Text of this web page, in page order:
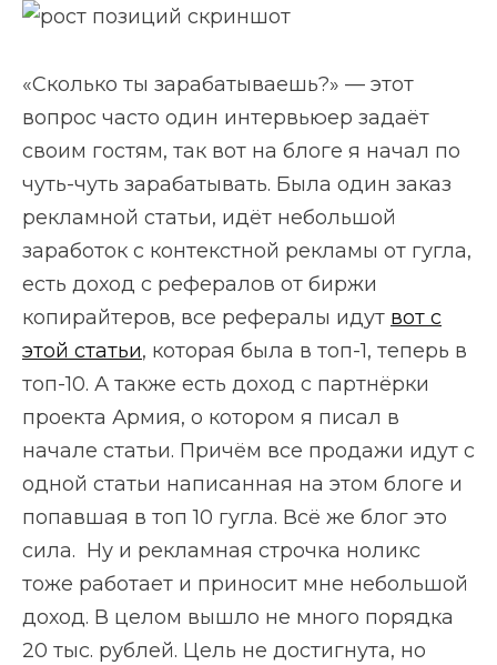
«Сколько ты зарабатываешь?» — этот
вопрос часто один интервьюер задаёт
своим гостям, так вот на блоге я начал по
чуть-чуть зарабатывать. Была один заказ
рекламной статьи, идёт небольшой
заработок с контекстной рекламы от гугла,
есть доход с рефералов от биржи
копирайтеров, все рефералы идут вот с
этой статьи, которая была в топ-1, теперь в
топ-10. А также есть доход с партнёрки
проекта Армия, о котором я писал в
начале статьи. Причём все продажи идут с
одной статьи написанная на этом блоге и
попавшая в топ 10 гугла. Всё же блог это
сила. Ну и рекламная строчка ноликс
тоже работает и приносит мне небольшой
доход. В целом вышло не много порядка
20 тыс. рублей. Цель не достигнута, но